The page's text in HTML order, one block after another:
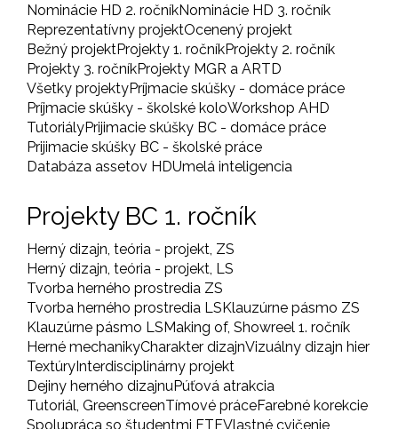
Nominácie HD 2. ročníkNominácie HD 3. ročník
Reprezentatívny projektOcenený projekt
Bežný projektProjekty 1. ročníkProjekty 2. ročník
Projekty 3. ročníkProjekty MGR a ARTD
Všetky projektyPríjmacie skúšky - domáce práce
Príjmacie skúšky - školské koloWorkshop AHD
TutoriályPrijimacie skúšky BC - domáce práce
Prijimacie skúšky BC - školské práce
Databáza assetov HDUmelá inteligencia
Projekty BC 1. ročník
Herný dizajn, teória - projekt, ZS
Herný dizajn, teória - projekt, LS
Tvorba herného prostredia ZS
Tvorba herného prostredia LSKlauzúrne pásmo ZS
Klauzúrne pásmo LSMaking of, Showreel 1. ročník
Herné mechanikyCharakter dizajnVizuálny dizajn hier
TextúryInterdisciplinárny projekt
Dejiny herného dizajnuPúťová atrakcia
Tutoriál, GreenscreenTímové práceFarebné korekcie
Spolupráca so študentmi FTFVlastné cvičenie